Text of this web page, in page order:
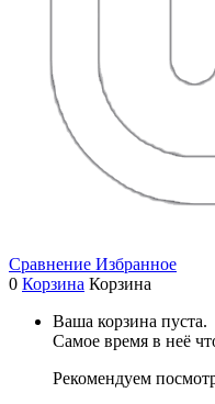
Сравнение Избранное
0 Корзина Корзина
Ваша корзина пуста.
Самое время в неё
Рекомендуем